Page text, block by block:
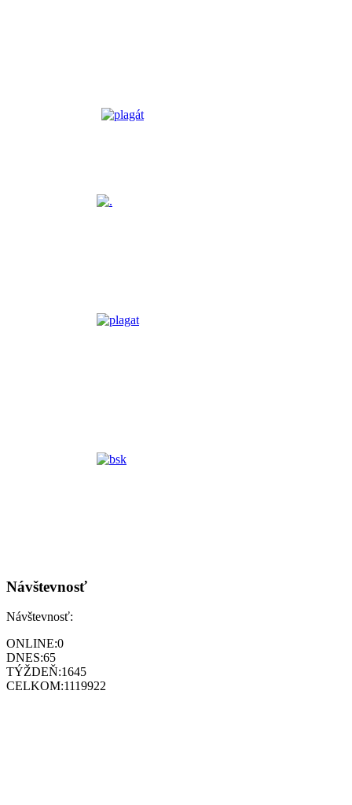
Návštevnosť
Návštevnosť:
ONLINE:0
DNES:65
TÝŽDEŇ:1645
CELKOM:1119922